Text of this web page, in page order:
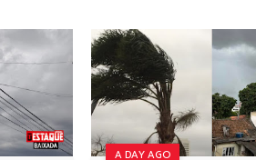
A DAY AGO